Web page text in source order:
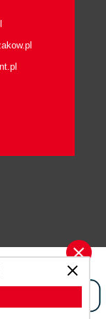
with Stubs
and When
Using
Method